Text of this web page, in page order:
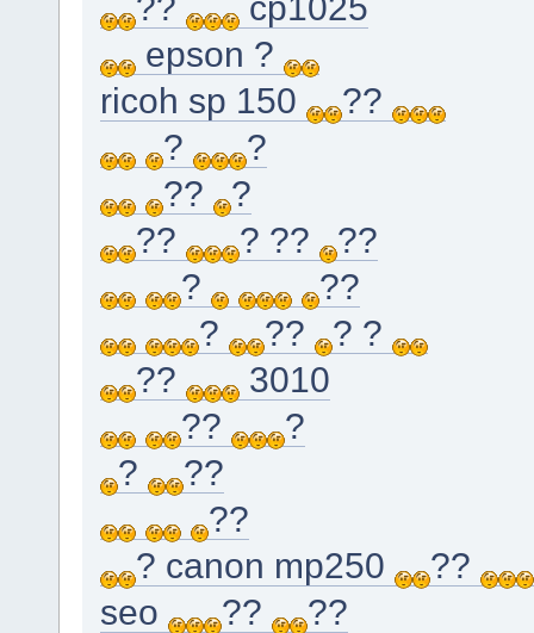
epson ?
ricoh sp 150
??
?
?
??
?
??
? ??
??
?
??
?
??
? ?
??
3010
??
?
?
??
??
? canon mp250
??
seo
??
??